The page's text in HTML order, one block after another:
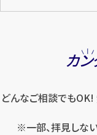
カ
どんなご相談でも
※一部、拝見しな